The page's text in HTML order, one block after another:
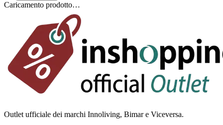
Caricamento prodotto…
Outlet ufficiale dei marchi Innoliving, Bimar e Viceversa.